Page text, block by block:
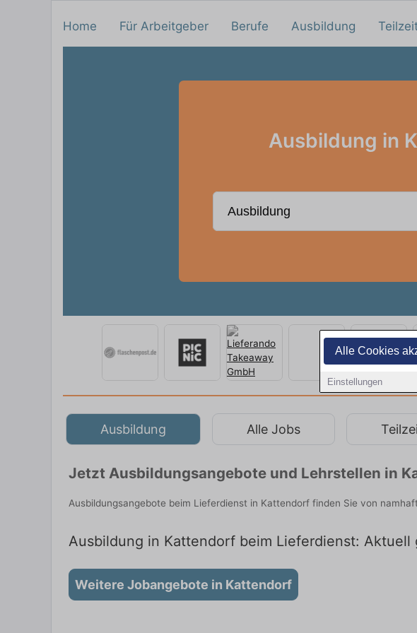
Alle Cookies
Einstellungen
Home Für Arbeitgeber Berufe Ausbildung
Ausbildung in
Ausbildung Alle Jobs
Jetzt Ausbildungsangebote und Lehrstellen in
Ausbildungsangebote beim Lieferdienst in Kattendorf finden Sie von
Ausbildung in Kattendorf beim Lieferdienst:
Weitere Jobangebote in Kattendorf